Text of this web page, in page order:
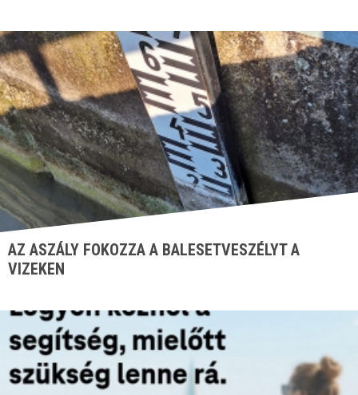
AZ ASZÁLY FOKOZZA A BALESETVESZÉLYT A
VIZEKEN